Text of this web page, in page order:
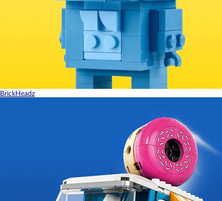
BrickHeadz